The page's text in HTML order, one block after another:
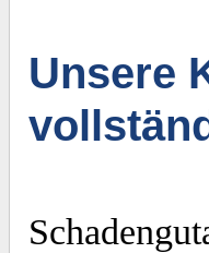
Unsere